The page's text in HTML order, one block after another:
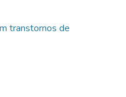
transtornos de